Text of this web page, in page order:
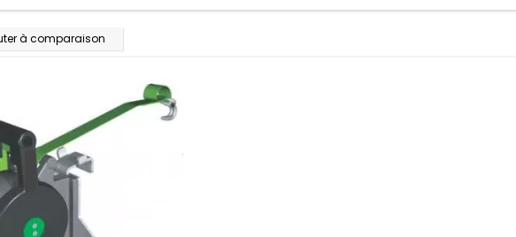
à comparaison